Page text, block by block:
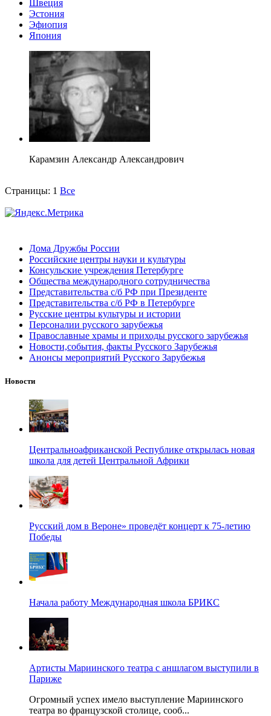
Швеция
Эстония
Эфиопия
Япония
Карамзин Александр Александрович
Страницы: 1 Все
Дома Дружбы России
Российские центры науки и культуры
Консульские учреждения Петербурге
Общества международного сотрудничества
Представительства с/б РФ при Президенте
Представительства с/б РФ в Петербурге
Русские центры культуры и истории
Персоналии русского зарубежья
Православные храмы и приходы русского зарубежья
Новости,события, факты Русского Зарубежья
Анонсы мероприятий Русского Зарубежья
Новости
Центральноафриканской Республике открылась новая
школа для детей Центральной Африки
Русский дом в Вероне» проведёт концерт к 75-летию
Победы
Начала работу Международная школа БРИКС
Артисты Мариинского театра с аншлагом выступили в
Париже
Огромный успех имело выступление Мариинского
театра во французской столице, сооб...